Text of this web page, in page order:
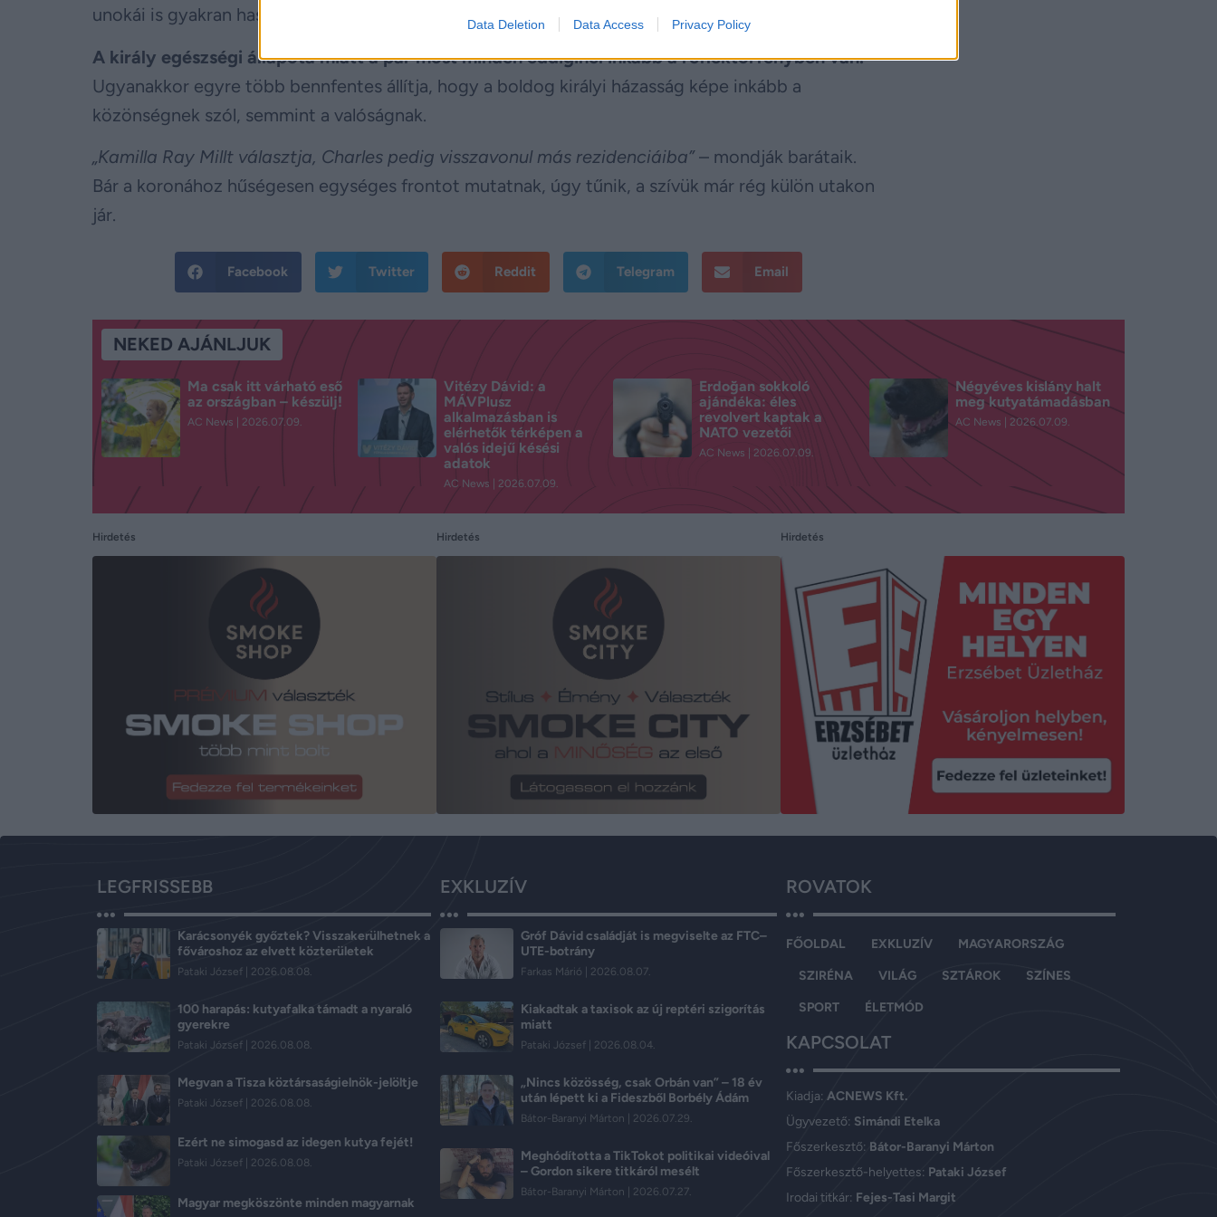
Data Deletion Data Access Privacy Policy
unokái is gyakran használják – olyan hely, ahol távol lehetnek a korona nyomásától.
A király egészségi állapota miatt a pár most minden eddiginél inkább a reflektorfényben van.
Ugyanakkor egyre több bennfentes állítja, hogy a boldog királyi házasság képe inkább a
közönségnek szól, semmint a valóságnak.
„Kamilla Ray Millt választja, Charles pedig visszavonul más rezidenciáiba”– mondják barátaik.
Bár a koronához hűségesen egységes frontot mutatnak, úgy tűnik, a szívük már rég külön utakon
jár.
Facebook Twitter Reddit Telegram Email
NEKED AJÁNLJUK
Ma csak itt várható eső
az országban – készülj!
AC News 2026.07.09.
Vitézy Dávid: a
MÁVPlusz
alkalmazásban is
elérhetők térképen a
valós idejű késési
adatok
AC News 2026.07.09.
Erdoğan sokkoló
ajándéka: éles
revolvert kaptak a
NATO vezetői
AC News 2026.07.09.
Négyéves kislány halt
meg kutyatámadásban
AC News 2026.07.09.
Hirdetés Hirdetés Hirdetés
LEGFRISSEBB
Karácsonyék győztek? Visszakerülhetnek a
fővároshoz az elvett közterületek
Pataki József 2026.08.08.
100 harapás: kutyafalka támadt a nyaraló
gyerekre
Pataki József 2026.08.08.
Megvan a Tisza köztársaságielnök-jelöltje
Pataki József 2026.08.08.
Ezért ne simogasd az idegen kutya fejét!
Pataki József 2026.08.08.
Magyar megköszönte minden magyarnak
EXKLUZÍV
Gróf Dávid családját is megviselte az FTC–
UTE-botrány
Farkas Márió 2026.08.07.
Kiakadtak a taxisok az új reptéri szigorítás
miatt
Pataki József 2026.08.04.
„Nincs közösség, csak Orbán van” – 18 év
után lépett ki a Fideszből Borbély Ádám
Bátor-Baranyi Márton 2026.07.29.
Meghódította a TikTokot politikai videóival
– Gordon sikere titkáról mesélt
Bátor-Baranyi Márton 2026.07.27.
ROVATOK
FŐOLDAL EXKLUZÍV MAGYARORSZÁG
SZIRÉNA VILÁG SZTÁROK SZÍNES
SPORT ÉLETMÓD
KAPCSOLAT
Kiadja:ACNEWS Kft.
Ügyvezető: Simándi Etelka
Főszerkesztő: Bátor-Baranyi Márton
Főszerkesztő-helyettes: Pataki József
Irodai titkár: Fejes-Tasi Margit